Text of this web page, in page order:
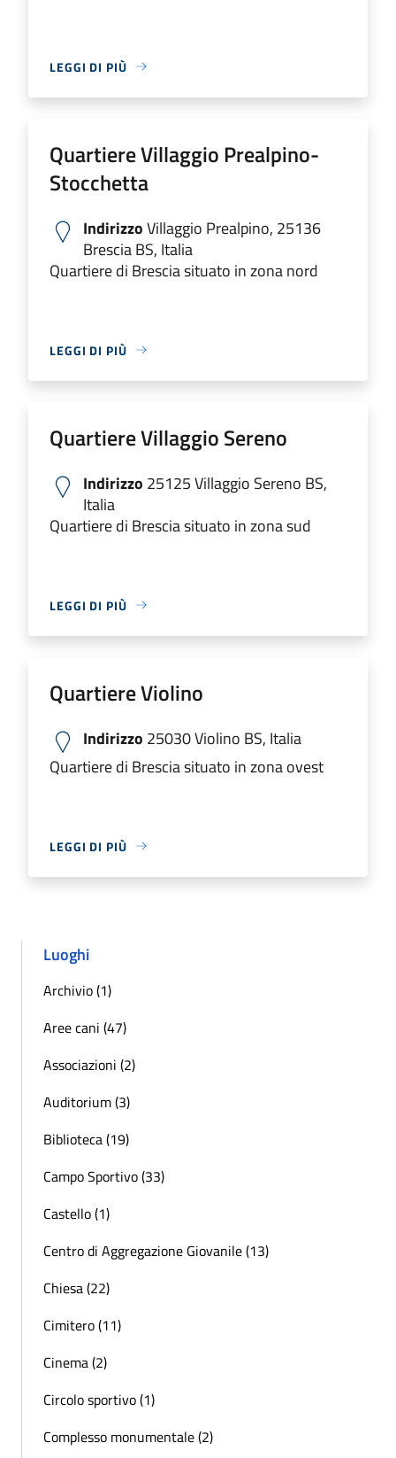
LEGGI DI PIÙ
Quartiere Villaggio Prealpino-
Stocchetta
IndirizzoVillaggio Prealpino, 25136
Brescia BS, Italia
Quartiere di Brescia situato in zona nord
LEGGI DI PIÙ
Quartiere Villaggio Sereno
Indirizzo 25125 Villaggio Sereno BS,
Italia
Quartiere di Brescia situato in zona sud
LEGGI DI PIÙ
Quartiere Violino
Indirizzo 25030 Violino BS, Italia
Quartiere di Brescia situato in zona ovest
LEGGI DI PIÙ
Luoghi
Archivio (1)
Aree cani (47)
Associazioni (2)
Auditorium (3)
Biblioteca (19)
Campo Sportivo (33)
Castello (1)
Centro di Aggregazione Giovanile (13)
Chiesa (22)
Cimitero (11)
Cinema (2)
Circolo sportivo (1)
Complesso monumentale (2)